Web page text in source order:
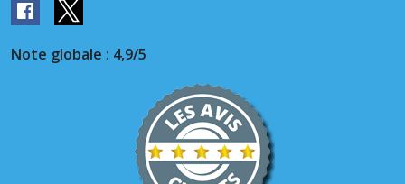
Note globale : 4,9/5